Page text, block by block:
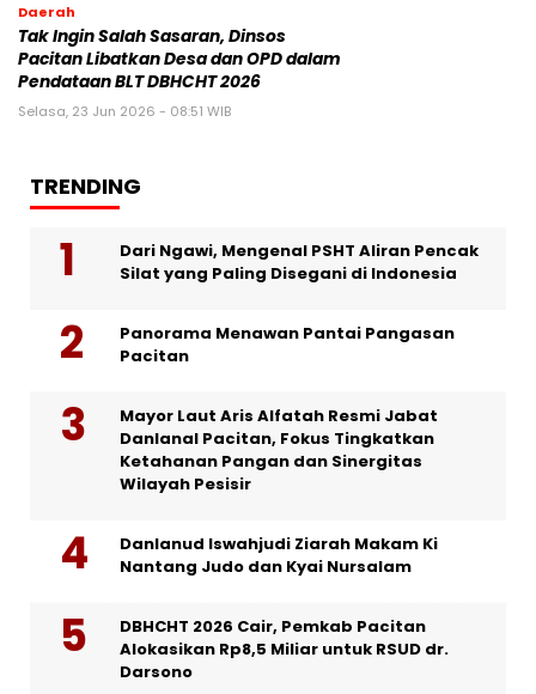
Daerah
Tak Ingin Salah Sasaran, Dinsos
Pacitan Libatkan Desa dan OPD dalam
Pendataan BLT DBHCHT 2026
Selasa, 23 Jun 2026 - 08:51 WIB
TRENDING
Dari Ngawi, Mengenal PSHT Aliran Pencak
Silat yang Paling Disegani di Indonesia
Panorama Menawan Pantai Pangasan
Pacitan
Mayor Laut Aris Alfatah Resmi Jabat
Danlanal Pacitan, Fokus Tingkatkan
Ketahanan Pangan dan Sinergitas
Wilayah Pesisir
Danlanud Iswahjudi Ziarah Makam Ki
Nantang Judo dan Kyai Nursalam
DBHCHT 2026 Cair, Pemkab Pacitan
Alokasikan Rp8,5 Miliar untuk RSUD dr.
Darsono